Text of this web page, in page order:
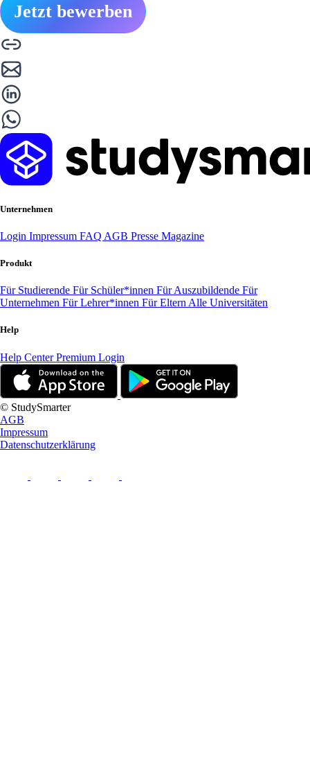
Jetzt bewerben
Unternehmen
Login Impressum FAQ AGB Presse Magazine
Produkt
Für Studierende Für Schüler*innen Für Auszubildende Für
Unternehmen Für Lehrer*innen Für Eltern Alle Universitäten
Help
Help CenterPremium Login
© StudySmarter
AGB
Impressum
Datenschutzerklärung